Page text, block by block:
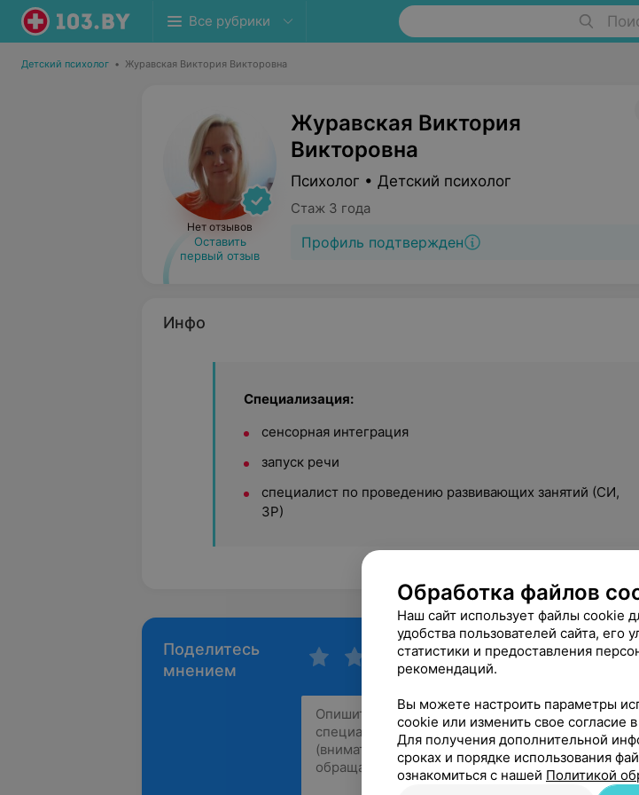
Все рубрики
Детский психолог • Журавская Виктория Викторовна
Нет отзывов
Оставить
первый отзыв
Журавская Виктория
Викторовна
Психолог • Детский психолог
Стаж 3 года
Профиль подтвержден
Инфо
Специализация:
сенсорная интеграция
запуск речи
специалист по проведению развивающих занятий (СИ,
ЗР)
Поделитесь
мнением
Обработка файлов
Наш сайт использует файлы cookie
удобства пользователей сайта, его
статистики и предоставления
рекомендаций.
Вы можете настроить параметры
cookie или изменить свое согласие
Для получения дополнительной
сроках и порядке использования
ознакомиться с нашей Политикой